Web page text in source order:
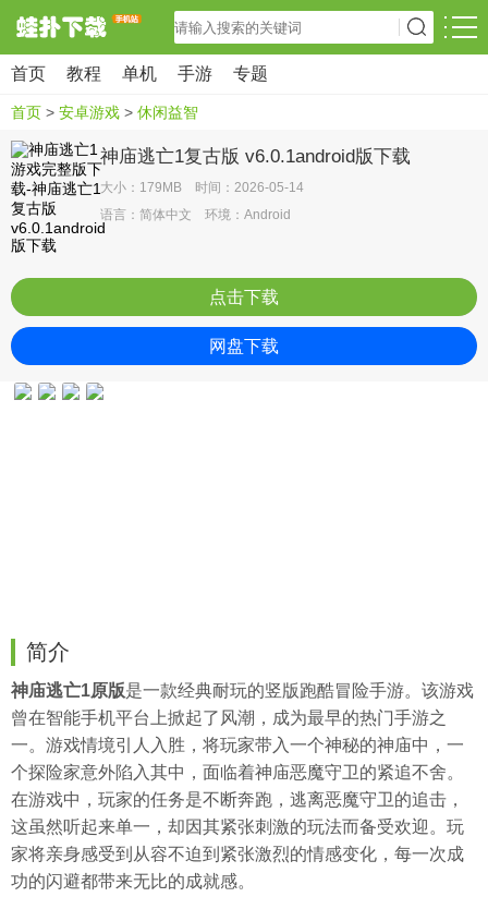
首页 教程 单机 手游 专题
首页 > 安卓游戏 > 休闲益智
神庙逃亡1复古版 v6.0.1android版下载
大小：179MB 时间：2026-05-14
语言：简体中文 环境：Android
点击下载
网盘下载
简介
神庙逃亡1原版是一款经典耐玩的竖版跑酷冒险手游。该游戏
曾在智能手机平台上掀起了风潮，成为最早的热门手游之
一。游戏情境引人入胜，将玩家带入一个神秘的神庙中，一
个探险家意外陷入其中，面临着神庙恶魔守卫的紧追不舍。
在游戏中，玩家的任务是不断奔跑，逃离恶魔守卫的追击，
这虽然听起来单一，却因其紧张刺激的玩法而备受欢迎。玩
家将亲身感受到从容不迫到紧张激烈的情感变化，每一次成
功的闪避都带来无比的成就感。